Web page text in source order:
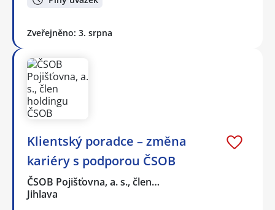
Zveřejněno: 3. srpna
Klientský poradce – změna
kariéry s podporou ČSOB
ČSOB Pojišťovna, a. s., člen…
Jihlava